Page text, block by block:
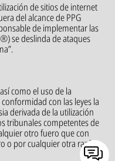
de sitios de internet
del alcance de PPG
de implementar las
se deslinda de ataques
como el uso de la
con las leyes la
derivada de la utilización
tribunales competentes de
otro fuero que con
o por cualquier otra razón,